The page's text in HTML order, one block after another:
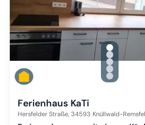
Zu Slide 1
Zu Slide 2
Zu Slide 3
Zu Slide 4
Zu Slide 5
Ferienhaus KaTi
Hersfelder Straße, 34593 Knüllwald-